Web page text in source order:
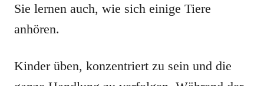
Sie lernen auch, wie sich einige Tiere
anhören.
Kinder üben, konzentriert zu sein und die